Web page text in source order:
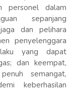
personel dalam
sepanjang
dan pelihara
penyelenggara
yang dapat
dan keempat,
semangat,
keberhasilan